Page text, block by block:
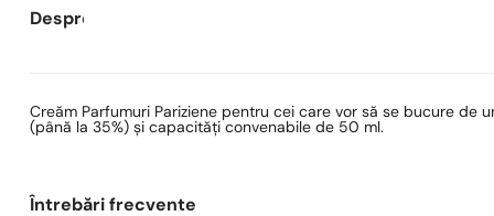
Despre Parfumuri Pariziene
Creăm Parfumuri Pariziene pentru cei care vor să se bucure
(până la 35%) și capacități convenabile de 50 ml.
Întrebări frecvente